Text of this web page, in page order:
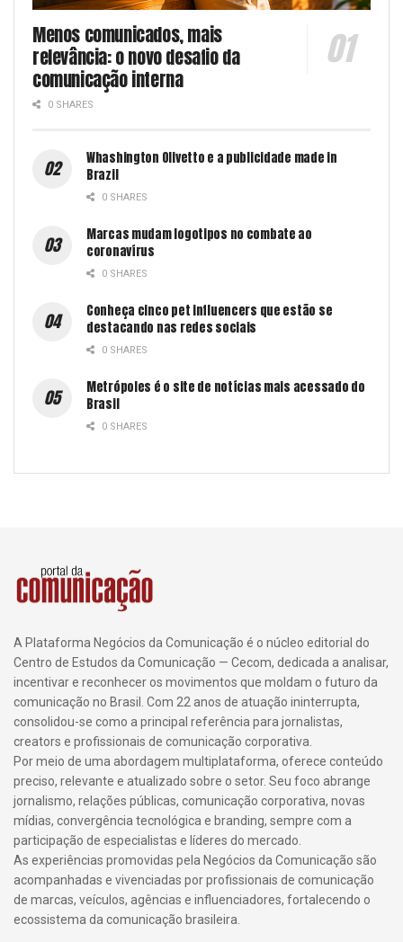
Menos comunicados, mais
relevância: o novo desafio da
comunicação interna
0 SHARES
Whashington Olivetto e a publicidade made in
Brazil
0 SHARES
Marcas mudam logotipos no combate ao
coronavírus
0 SHARES
Conheça cinco pet influencers que estão se
destacando nas redes sociais
0 SHARES
Metrópoles é o site de notícias mais acessado do
Brasil
0 SHARES
A Plataforma Negócios da Comunicação é o núcleo editorial do
Centro de Estudos da Comunicação — Cecom, dedicada a analisar,
incentivar e reconhecer os movimentos que moldam o futuro da
comunicação no Brasil. Com 22 anos de atuação ininterrupta,
consolidou-se como a principal referência para jornalistas,
creators e profissionais de comunicação corporativa.
Por meio de uma abordagem multiplataforma, oferece conteúdo
preciso, relevante e atualizado sobre o setor. Seu foco abrange
jornalismo, relações públicas, comunicação corporativa, novas
mídias, convergência tecnológica e branding, sempre com a
participação de especialistas e líderes do mercado.
As experiências promovidas pela Negócios da Comunicação são
acompanhadas e vivenciadas por profissionais de comunicação
de marcas, veículos, agências e influenciadores, fortalecendo o
ecossistema da comunicação brasileira.